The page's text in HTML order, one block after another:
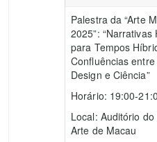
Palestra da “Arte
2025”: “Narrativas
para Tempos
Confluências entre
Design e Ciência”
Horário: 19:00-
Local: Auditório
Arte de Macau